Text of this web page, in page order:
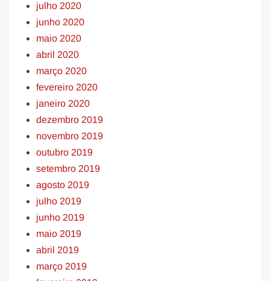
julho 2020
junho 2020
maio 2020
abril 2020
março 2020
fevereiro 2020
janeiro 2020
dezembro 2019
novembro 2019
outubro 2019
setembro 2019
agosto 2019
julho 2019
junho 2019
maio 2019
abril 2019
março 2019